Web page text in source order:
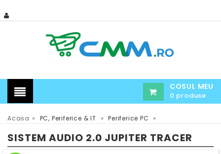
COSUL MEU
0 produse
Acasa » PC, Periferice & IT » Periferice PC »
SISTEM AUDIO 2.0 JUPITER TRACER